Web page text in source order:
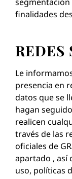
finalidades
REDES
Le
presencia en
datos que se
hagan
realicen
través de las
oficiales de
apartado , así
uso, políticas